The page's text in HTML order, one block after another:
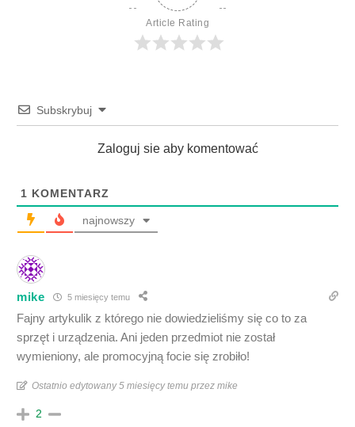
Article Rating
Subskrybuj
Zaloguj sie aby komentować
1 KOMENTARZ
najnowszy
mike 5 miesięcy temu
Fajny artykulik z którego nie dowiedzieliśmy się co to za
sprzęt i urządzenia. Ani jeden przedmiot nie został
wymieniony, ale promocyjną focie się zrobiło!
Ostatnio edytowany 5 miesięcy temu przez mike
2